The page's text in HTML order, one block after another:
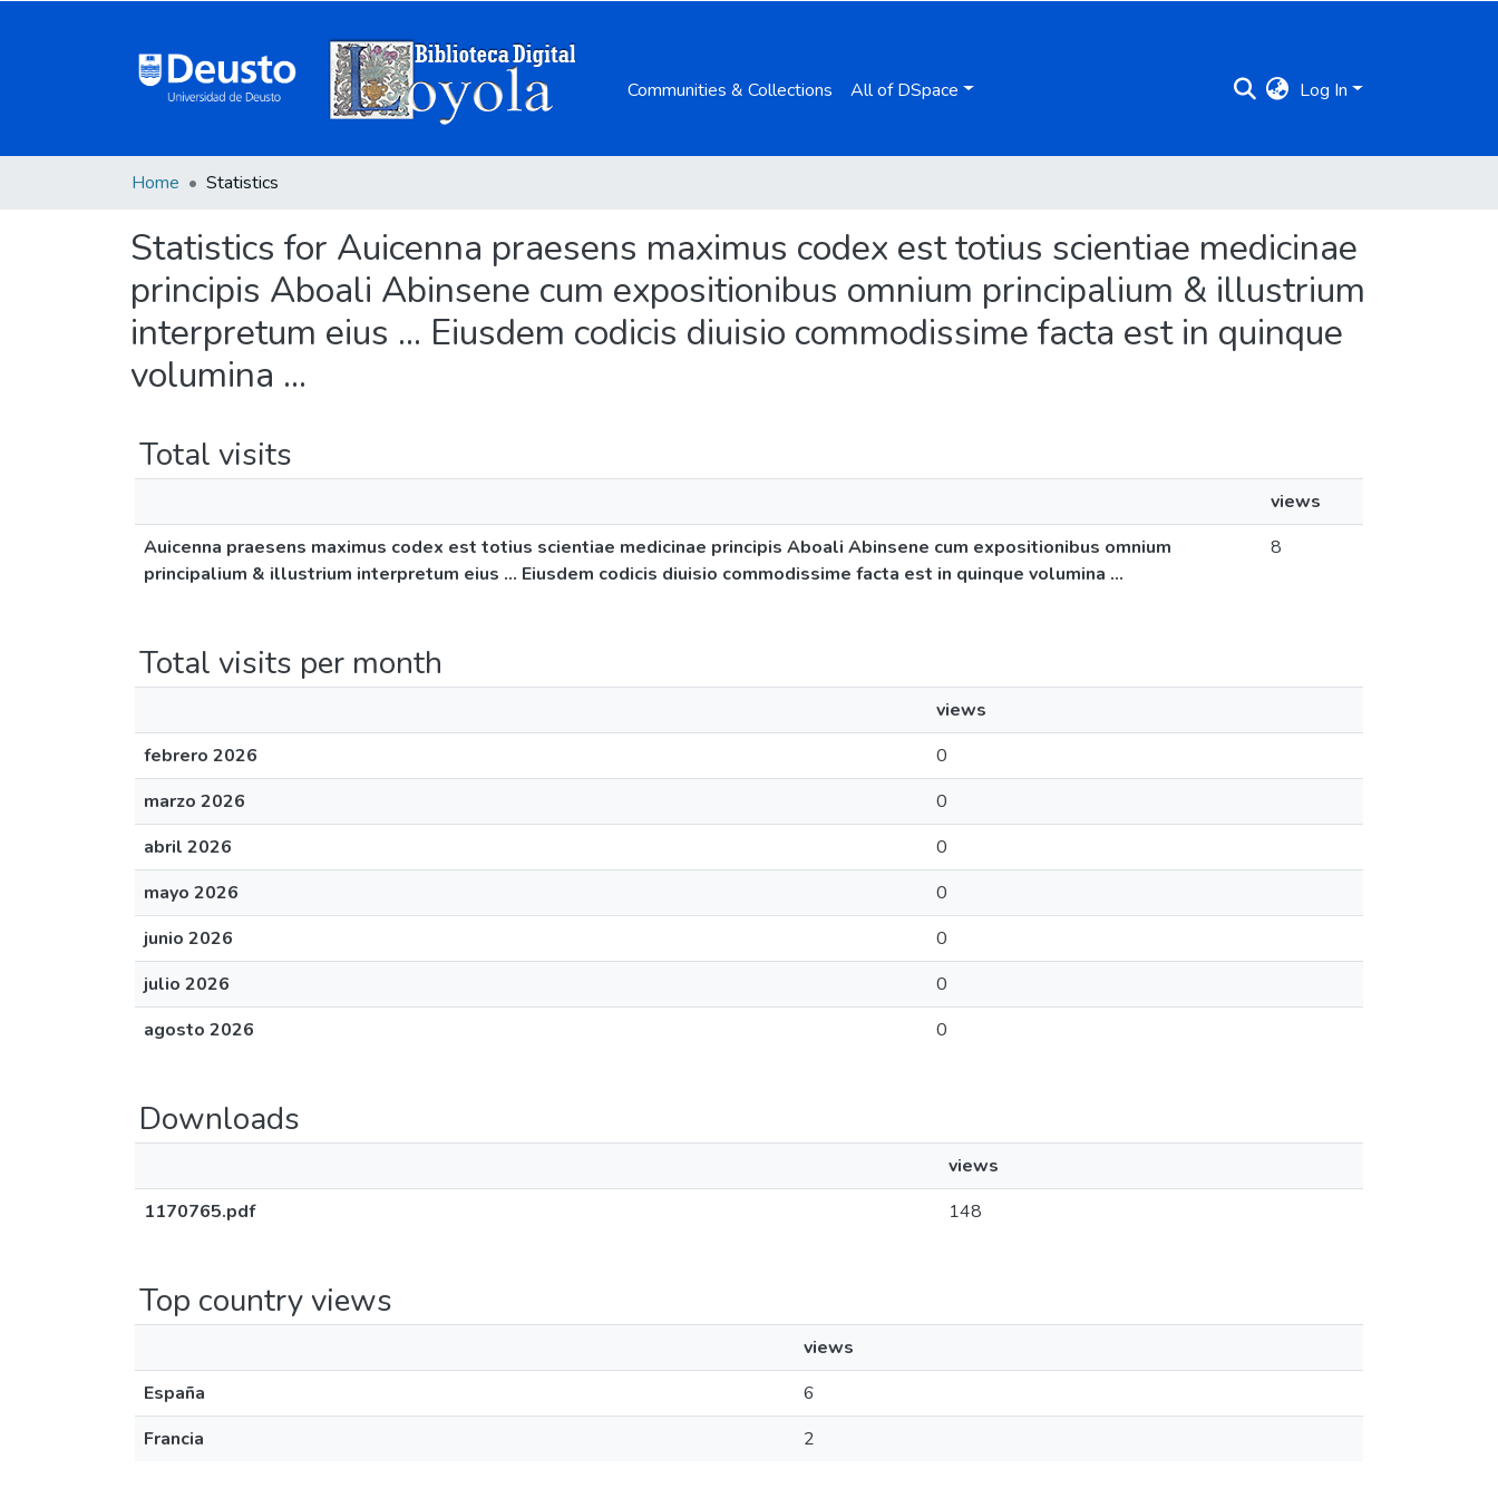
Communities & Collections All of DSpace Log In
Home Statistics
Statistics for Auicenna praesens maximus codex est totius scientiae medicinae
principis Aboali Abinsene cum expositionibus omnium principalium & illustrium
interpretum eius ... Eiusdem codicis diuisio commodissime facta est in quinque
volumina ...
Total visits
views
Auicenna praesens maximus codex est totius scientiae medicinae principis Aboali Abinsene cum expositionibus omnium
principalium & illustrium interpretum eius ... Eiusdem codicis diuisio commodissime facta est in quinque volumina ...
8
Total visits per month
views
febrero 2026
0
marzo 2026
0
abril 2026
0
mayo 2026
0
junio 2026
0
julio 2026
0
agosto 2026
0
Downloads
views
1170765.pdf
148
Top country views
views
España
6
Francia
2